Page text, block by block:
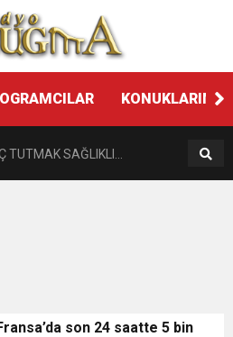
KONUKLARIMIZ
getiriyor
UZMANINDAN
TUTMAK SAĞLIKLI
HAFTASI DOLAYISIYLA
son 24 saatte 5 bin